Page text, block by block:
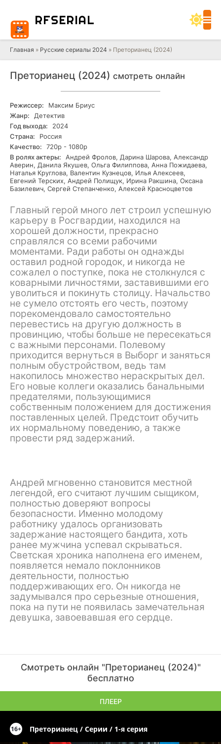
RFSERIAL
Главная » Русские сериалы 2024 » Преторианец (2024)
Преторианец (2024) смотреть онлайн
Режиссер:
Максим Бриус
Жанр:
Детектив
Год выхода:
2024
Страна:
Россия
Качество:
720р - 1080р
В ролях актеры:
Андрей Фролов, Дарина Шарова, Александр
Аверин, Данила Якушев, Ольга Филиппова, Анна Пожидаева,
Наталья Круглова, Валентин Кузнецов, Илья Алексеев,
Евгений Терских, Андрей Полищук, Ирина Ракшина, Оксана
Базилевич, Сергей Степанченко, Алексей Красноцветов
Главный герой много лет строил успешную
карьеру в Росгвардии, находился на
хорошей должности, прекрасно
справлялся со всеми рабочими
моментами. Ради работы он однажды
оставил родной городок, и никогда не
сожалел о поступке, пока не столкнулся с
коварными личностями, заставившими его
уволиться и покинуть столицу. Начальство
не сумело отстоять его честь, поэтому
порекомендовало самостоятельно
перевестись на другую должность в
провинцию, чтобы больше не пересекаться
с важными персонами. Полевому
приходится вернуться в Выборг и заняться
полным обустройством, ведь там
накопилось множество нераскрытых дел.
Его новые коллеги оказались банальными
предателями, пользующимися
собственным положением для достижения
поставленных целей. Предстоит обучить
их нормальному поведению, а также
провести ряд задержаний.
Андрей мгновенно становится местной
легендой, его считают лучшим сыщиком,
полностью доверяют вопросы
безопасности. Именно молодому
работнику удалось организовать
задержание настоящего бандита, хоть
ранее мужчина успевал скрываться.
Светская хроника наполнена его именем,
появляется немало поклонников
деятельности, полностью
поддерживающих его. Он никогда не
задумывался про серьезные отношения,
пока на пути не появилась замечательная
девушка, завоевавшая его сердце.
Смотреть онлайн "Преторианец (2024)"
бесплатно
ПЛЕЕР